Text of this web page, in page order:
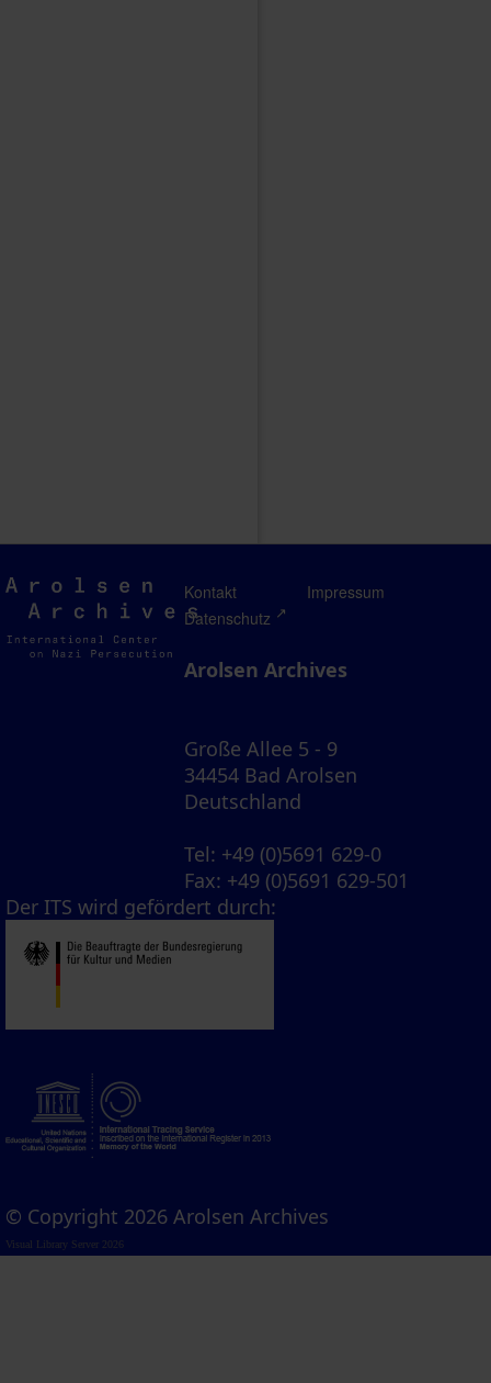
Arolsen
Archives
Kontakt
Impressum
Datenschutz
Arolsen Archives
Große Allee 5 - 9
34454 Bad Arolsen
Deutschland
Tel: +49 (0)5691 629-0
Fax: +49 (0)5691 629-501
Der ITS wird gefördert durch:
© Copyright 2026 Arolsen Archives
Visual Library Server 2026